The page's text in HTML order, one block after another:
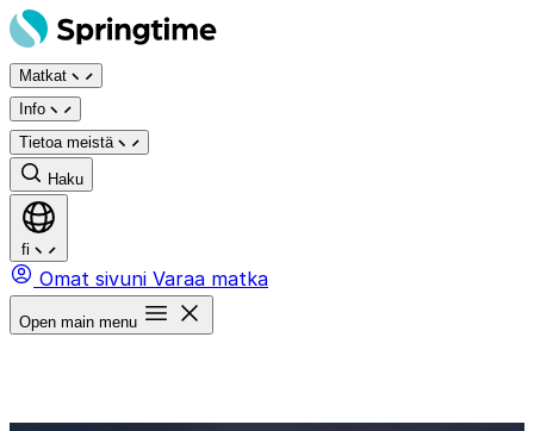
Siirry
sisältöön
Matkat
Info
Tietoa meistä
Haku
fi
Omat sivuni Varaa matka
Open main menu